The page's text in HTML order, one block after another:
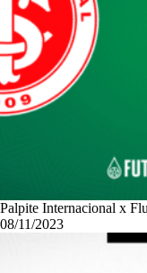
Palpite Internacional x
08/11/2023